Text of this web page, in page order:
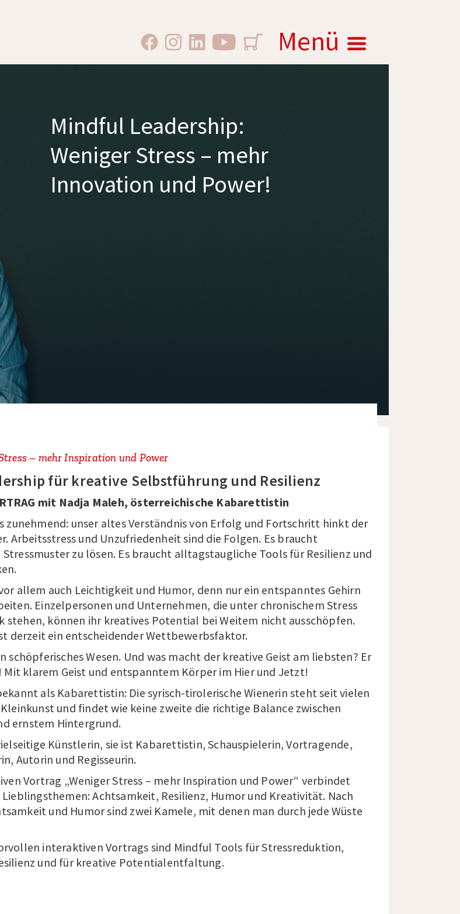
Menü
Mindful Leadership:
Weniger Stress – mehr
Innovation und Power!
– mehr Inspiration und Power
für kreative Selbstführung und Resilienz
mit Nadja Maleh, österreichische Kabarettistin
zunehmend: unser altes Verständnis von Erfolg und Fortschritt hinkt der
Arbeitsstress und Unzufriedenheit sind die Folgen. Es braucht
zu lösen. Es braucht alltagstaugliche Tools für Resilienz und
allem auch Leichtigkeit und Humor, denn nur ein entspanntes Gehirn
Einzelpersonen und Unternehmen, die unter chronischem Stress
stehen, können ihr kreatives Potential bei Weitem nicht ausschöpfen.
derzeit ein entscheidender Wettbewerbsfaktor.
schöpferisches Wesen. Und was macht der kreative Geist am liebsten? Er
Mit klarem Geist und entspanntem Körper im Hier und Jetzt!
als Kabarettistin: Die syrisch-tirolerische Wienerin steht seit vielen
und findet wie keine zweite die richtige Balance zwischen
ernstem Hintergrund.
Künstlerin, sie ist Kabarettistin, Schauspielerin, Vortragende,
Autorin und Regisseurin.
Vortrag „Weniger Stress – mehr Inspiration und Power“ verbindet
Lieblingsthemen: Achtsamkeit, Resilienz, Humor und Kreativität. Nach
und Humor sind zwei Kamele, mit denen man durch jede Wüste
interaktiven Vortrags sind Mindful Tools für Stressreduktion,
und für kreative Potentialentfaltung.